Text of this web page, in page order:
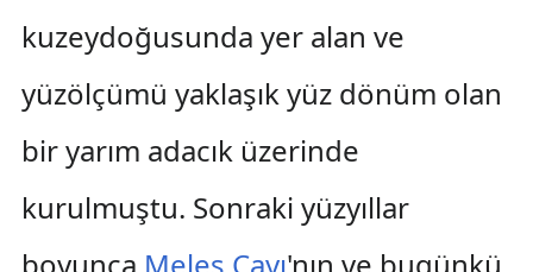
kuzeydoğusunda yer alan ve
yüzölçümü yaklaşık yüz dönüm olan
bir yarım adacık üzerinde
kurulmuştu. Sonraki yüzyıllar